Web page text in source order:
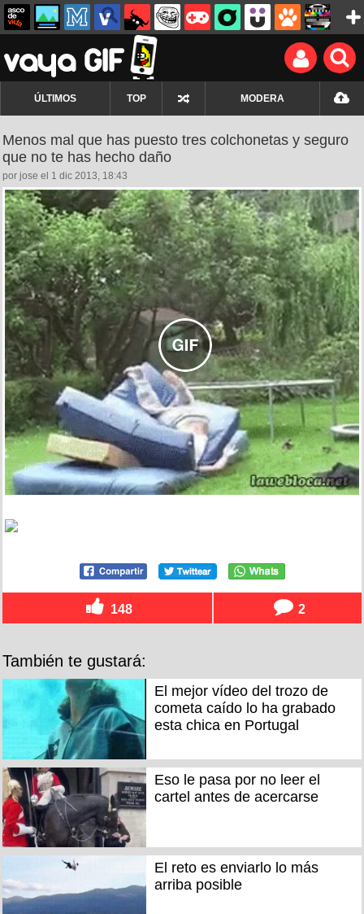
ÚLTIMOS TOP MODERA
Menos mal que has puesto tres colchonetas y seguro
que no te has hecho daño
por jose el 1 dic 2013, 18:43
148 2
También te gustará:
El mejor vídeo del trozo de
cometa caído lo ha grabado
esta chica en Portugal
Eso le pasa por no leer el
cartel antes de acercarse
El reto es enviarlo lo más
arriba posible